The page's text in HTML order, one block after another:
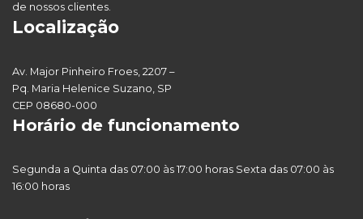
de nossos clientes.
Localização
Av. Major Pinheiro Froes, 2207 –
Pq. Maria Helenice Suzano, SP
CEP 08680-000
Horário de funcionamento
Segunda a Quinta das 07:00 às 17:00 horas Sexta das 07:00 às
16:00 horas